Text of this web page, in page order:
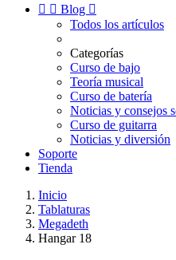
  Blog 
Todos los artículos
Categorías
Curso de bajo
Teoría musical
Curso de batería
Noticias y consejos
Curso de guitarra
Noticias y diversión
Soporte
Tienda
Inicio
Tablaturas
Megadeth
Hangar 18